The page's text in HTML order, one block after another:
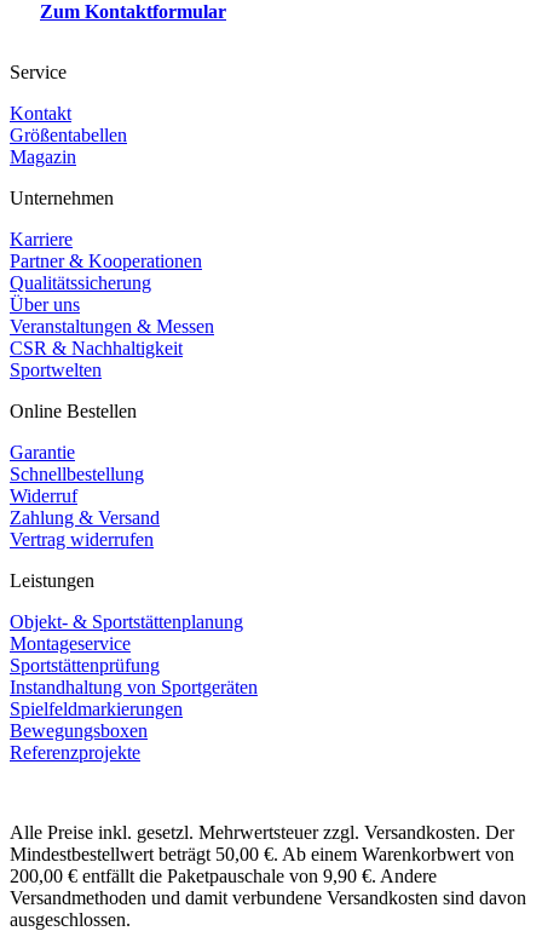
Zum Kontaktformular
Service
Kontakt
Größentabellen
Magazin
Unternehmen
Karriere
Partner & Kooperationen
Qualitätssicherung
Über uns
Veranstaltungen & Messen
CSR & Nachhaltigkeit
Sportwelten
Online Bestellen
Garantie
Schnellbestellung
Widerruf
Zahlung & Versand
Vertrag widerrufen
Leistungen
Objekt- & Sportstättenplanung
Montageservice
Sportstättenprüfung
Instandhaltung von Sportgeräten
Spielfeldmarkierungen
Bewegungsboxen
Referenzprojekte
Alle Preise inkl. gesetzl. Mehrwertsteuer zzgl. Versandkosten. Der
Mindestbestellwert beträgt 50,00 €. Ab einem Warenkorbwert von
200,00 € entfällt die Paketpauschale von 9,90 €. Andere
Versandmethoden und damit verbundene Versandkosten sind davon
ausgeschlossen.